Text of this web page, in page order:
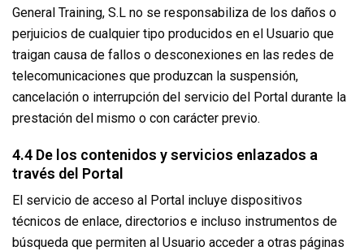
General Training, S.L no se responsabiliza de los daños o
perjuicios de cualquier tipo producidos en el Usuario que
traigan causa de fallos o desconexiones en las redes de
telecomunicaciones que produzcan la suspensión,
cancelación o interrupción del servicio del Portal durante la
prestación del mismo o con carácter previo.
4.4 De los contenidos y servicios enlazados a
través del Portal
El servicio de acceso al Portal incluye dispositivos
técnicos de enlace, directorios e incluso instrumentos de
búsqueda que permiten al Usuario acceder a otras páginas